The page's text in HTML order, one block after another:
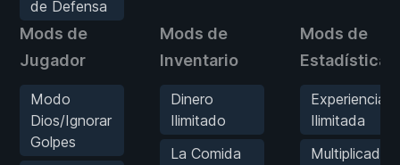
de Defensa
Mods de
Jugador
Modo
Dios/Ignorar
Golpes
Mods de
Inventario
Dinero
Ilimitado
La Comida
Mods de
Estadísticas
Experiencia
Ilimitada
Multiplicador